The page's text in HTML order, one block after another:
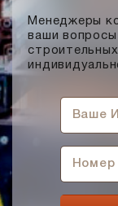
Менеджеры
ваши